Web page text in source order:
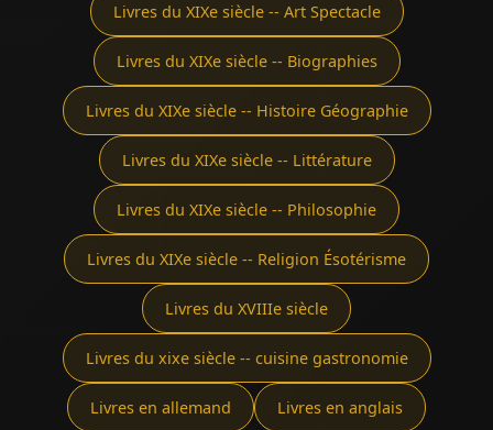
Livres du XIXe siècle -- Art Spectacle
Livres du XIXe siècle -- Biographies
Livres du XIXe siècle -- Histoire Géographie
Livres du XIXe siècle -- Littérature
Livres du XIXe siècle -- Philosophie
Livres du XIXe siècle -- Religion Ésotérisme
Livres du XVIIIe siècle
Livres du xixe siècle -- cuisine gastronomie
Livres en allemand Livres en anglais